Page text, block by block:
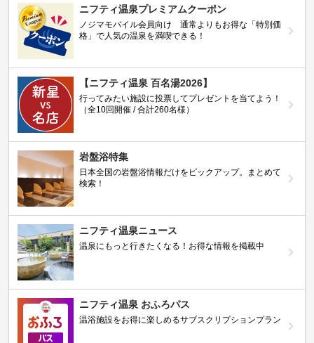
ニフティ温泉プレミアムクーポン
ノジマモバイル会員向け 通常よりもお得な「特別価
格」で人気の温泉を満喫できる！
【ニフティ温泉 百名湯2026】
行ってみたい施設に投票してプレゼントを当てよう！
（全10回開催 / 合計260名様）
岩盤浴特集
日本全国の岩盤浴情報だけをピックアップ。まとめて
検索！
ニフティ温泉ニュース
温泉にもっと行きたくなる！お得な情報を掲載中
ニフティ温泉 おふろパス
温浴施設をお得に楽しめるサブスクリプションプラン